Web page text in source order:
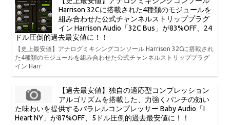
Harrison 32Cに搭載された4種類のモジュールを
組み合わせた公式チャンネルストリッププラグ
イン Harrison Audio「32C Bus」が83%OFF、24
ドル圧倒的過去最安値に！！
【史上最安値】アナログミキシングコンソール Harrison 32Cに搭載され
た4種類のモジュールを組み合わせた公式チャンネルストリッププラグ
イン Harr
【過去最安値】独自の適応型コンプレッション
アルゴリズムを搭載した、力強くパンチの効い
た味わいを提供するパラレルコンプレッサー Baby Audio「I
Heart NY」が87%OFF、5ドル圧倒的過去最安値に！！